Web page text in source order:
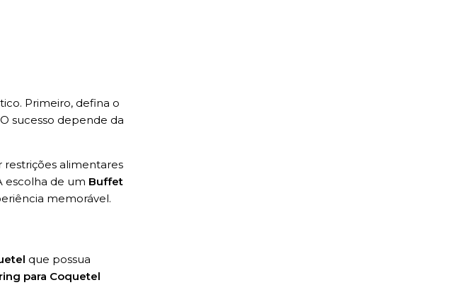
Primeiro, defina o
sucesso depende da
alimentares
escolha de um Buffet
memorável.
que possua
para Coquetel